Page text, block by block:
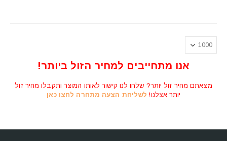
אנו מתחייבים למחיר הזול ביותר!
מצאתם מחיר זול יותר? שלחו לנו קישור לאותו המוצר ותקבלו מחיר זול
יותר אצלנו! לשליחת הצעה מתחרה לחצו כאן